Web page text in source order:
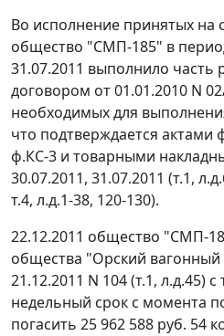
Во исполнение принятых на
общество "СМП-185" в
31.07.2011 выполнило часть
договором от 01.01.2010 N
необходимых для
что подтверждается актами
ф.КС-3 и товарными
30.07.2011, 31.07.2011 (т.1,
т.4, л.д.1-38, 120-130).
22.12.2011 общество "СМП-
общества "Орский
21.12.2011 N 104 (т.1, л.д.45)
недельный срок с момента
погасить 25 962 588 руб. 54